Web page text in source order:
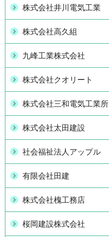
株式会社井川電気工業
株式会社高久組
九峰工業株式会社
株式会社クオリート
株式会社三和電気工業所
株式会社太田建設
社会福祉法人アップル
有限会社田建
株式会社槐工務店
桜岡建設株式会社